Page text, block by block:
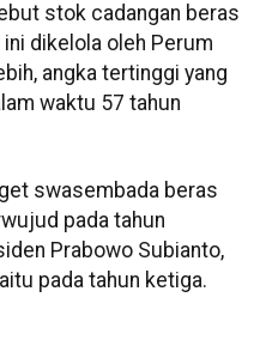
stok cadangan beras
dikelola oleh Perum
angka tertinggi yang
waktu 57 tahun
swasembada beras
pada tahun
Prabowo Subianto,
pada tahun ketiga.